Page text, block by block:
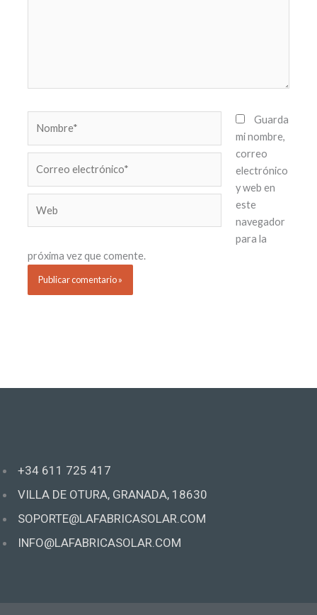
electrónico*
Guarda
mi nombre,
correo
electrónico
y web en
este
navegador
para la
próxima vez que comente.
+34 611 725 417
VILLA DE OTURA, GRANADA, 18630
SOPORTE@LAFABRICASOLAR.COM
INFO@LAFABRICASOLAR.COM